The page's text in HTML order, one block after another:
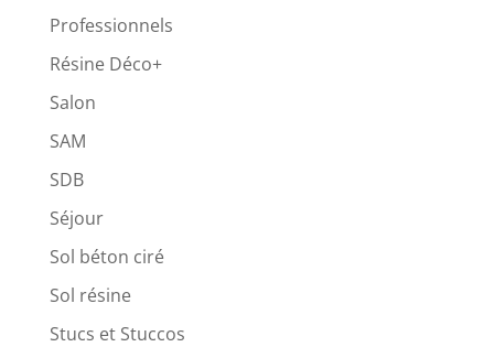
Professionnels
Résine Déco+
Salon
SAM
SDB
Séjour
Sol béton ciré
Sol résine
Stucs et Stuccos